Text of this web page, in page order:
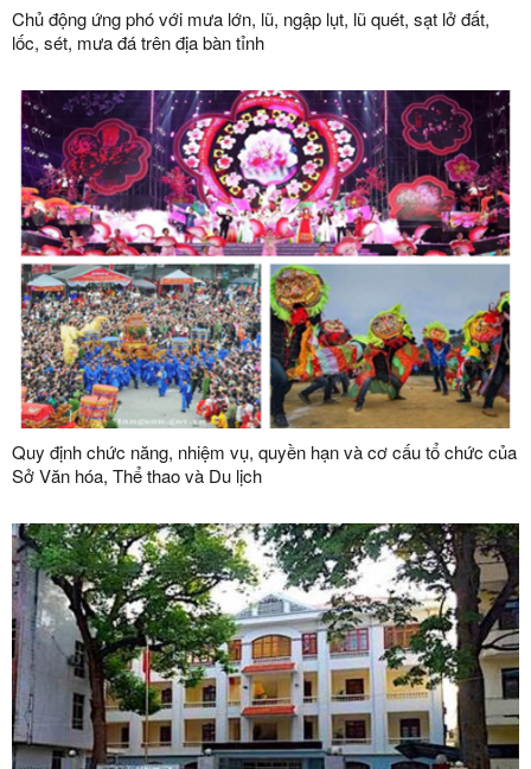
Chủ động ứng phó với mưa lớn, lũ, ngập lụt, lũ quét, sạt lở đất,
lốc, sét, mưa đá trên địa bàn tỉnh
Quy định chức năng, nhiệm vụ, quyền hạn và cơ cấu tổ chức của
Sở Văn hóa, Thể thao và Du lịch